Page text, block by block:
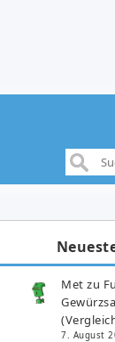
Met zu
7. August